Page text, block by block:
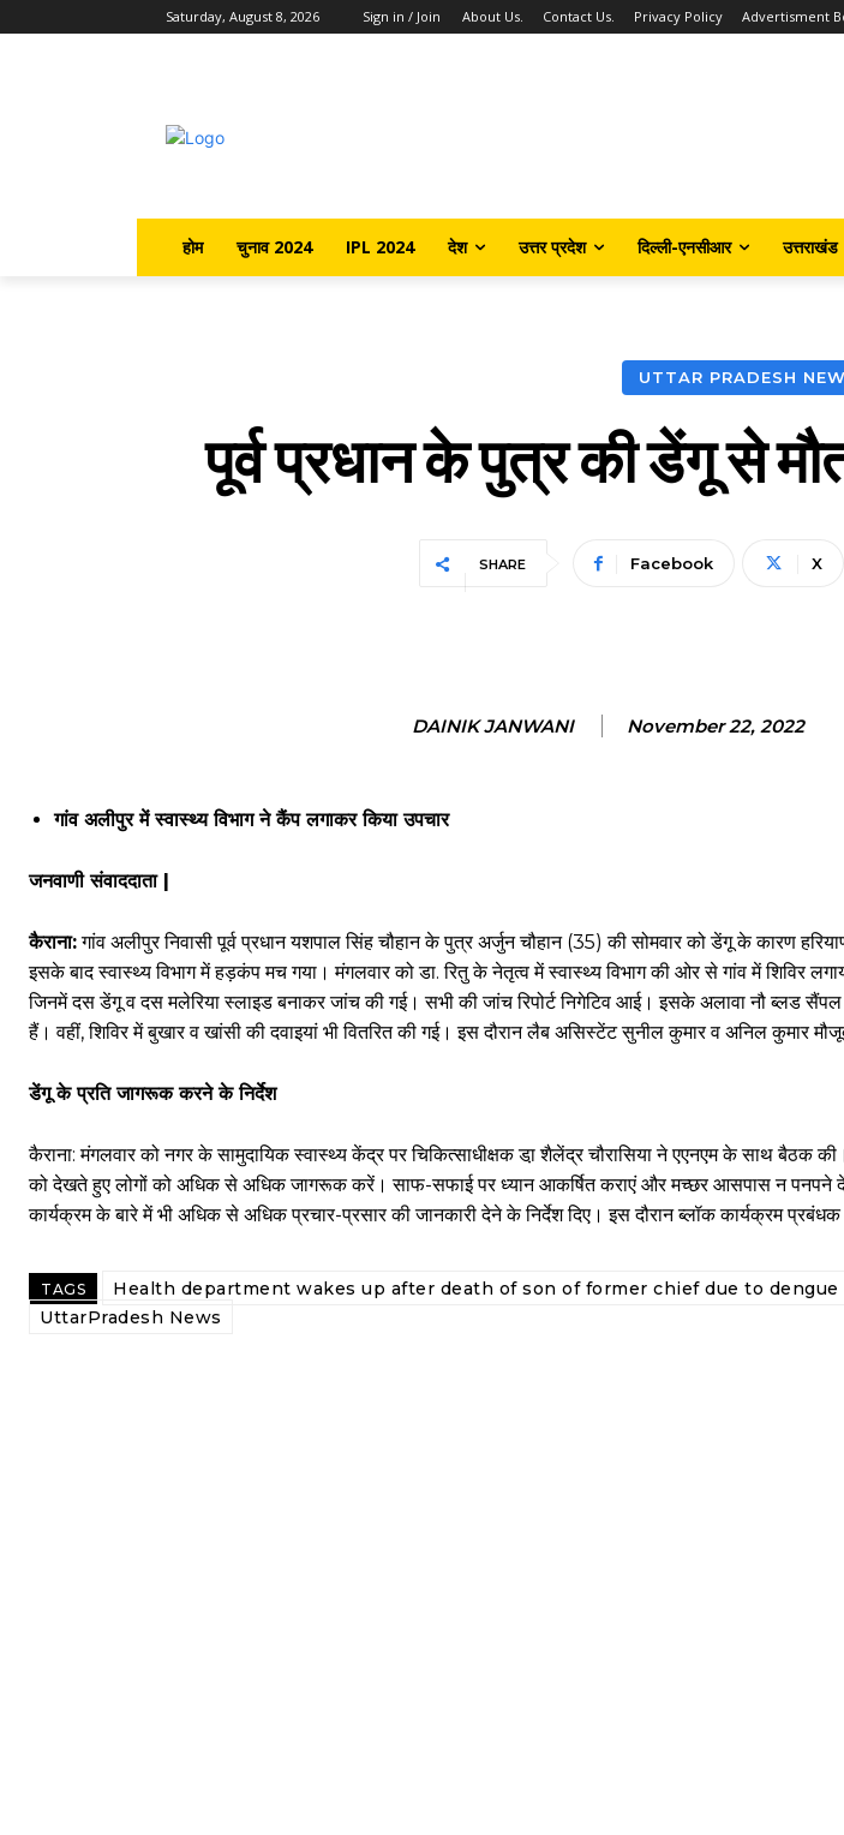
Saturday, August 8, 2026 Sign in / Join About Us. Contact Us. Privacy Policy Advertisment
होम चुनाव 2024 IPL 2024 देश उत्तर प्रदेश दिल्ली-एनसीआर उत्तराखंड
UTTAR PRADESH
पूर्व प्रधान के पुत्र की डेंगू से
SHARE Facebook X
DAINIK JANWANI November 22, 2022
गांव अलीपुर में स्वास्थ्य विभाग ने कैंप लगाकर किया उपचार
जनवाणी संवाददाता |
कैराना:गांव अलीपुर निवासी पूर्व प्रधान यशपाल सिंह चौहान के पुत्र अर्जुन चौहान (35) की सोमवार को डेंगू के कारण
इसके बाद स्वास्थ्य विभाग में हड़कंप मच गया। मंगलवार को डा. रितु के नेतृत्व में स्वास्थ्य विभाग की ओर से गांव में शिविर
जिनमें दस डेंगू व दस मलेरिया स्लाइड बनाकर जांच की गई। सभी की जांच रिपोर्ट निगेटिव आई। इसके अलावा नौ ब्लड
हैं। वहीं, शिविर में बुखार व खांसी की दवाइयां भी वितरित की गई। इस दौरान लैब असिस्टेंट सुनील कुमार व अनिल कुमार
डेंगू के प्रति जागरूक करने के निर्देश
कैराना: मंगलवार को नगर के सामुदायिक स्वास्थ्य केंद्र पर चिकित्साधीक्षक डा़ शैलेंद्र चौरासिया ने एएनएम के साथ बैठक
को देखते हुए लोगों को अधिक से अधिक जागरूक करें। साफ-सफाई पर ध्यान आकर्षित कराएं और मच्छर आसपास न पनपने
कार्यक्रम के बारे में भी अधिक से अधिक प्रचार-प्रसार की जानकारी देने के निर्देश दिए। इस दौरान ब्लॉक कार्यक्रम
TAGS Health department wakes up after death of son of former chief due to dengue
UttarPradesh News